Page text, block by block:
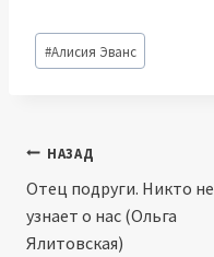
Метки
записи:
#Алисия Эванс
Навигация
по
записям
НАЗАД
Отец подруги. Никто не
узнает о нас (Ольга
Ялитовская)